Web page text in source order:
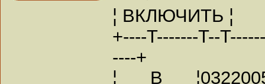
¦ ВКЛЮЧИТЬ ¦
+----T-------T--
----+
¦ В